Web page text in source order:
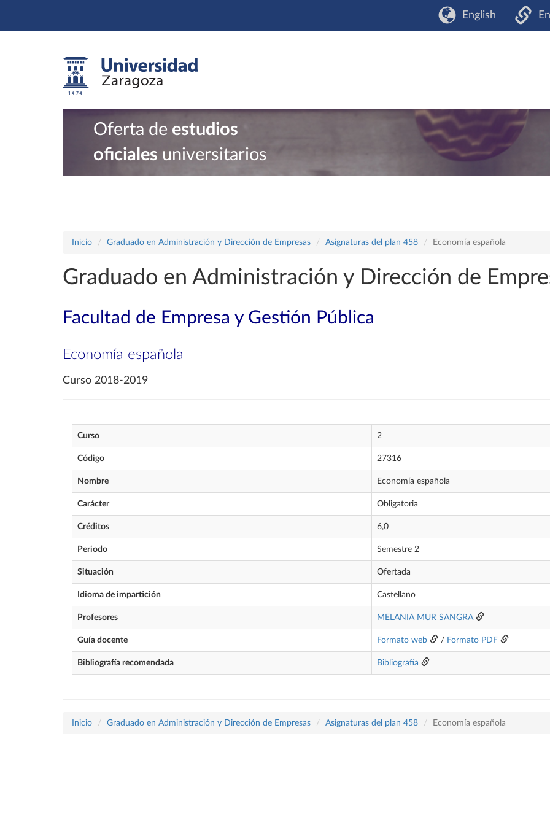
English
Oferta de estudios
oficiales universitarios
Inicio Graduado en Administración y Dirección de Empresas Asignaturas del plan 458 Economía española
Graduado en Administración y Dirección de
Facultad de Empresa y Gestión Pública
Economía española
Curso 2018-2019
Curso 2
Código 27316
Nombre Economía española
Carácter Obligatoria
Créditos 6,0
Periodo Semestre 2
Situación Ofertada
Idioma de impartición Castellano
Profesores MELANIA MUR SANGRA
Guía docente Formato web / Formato PDF
Bibliografía recomendada Bibliografía
Inicio Graduado en Administración y Dirección de Empresas Asignaturas del plan 458 Economía española